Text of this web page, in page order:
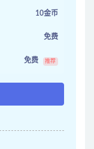
10金币
免费
免费 推荐